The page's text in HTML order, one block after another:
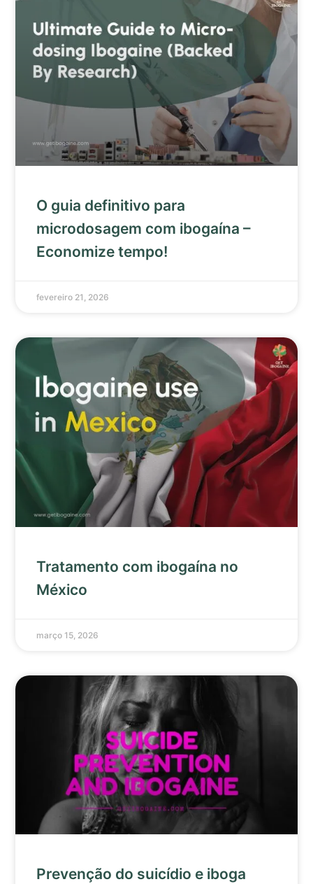
O guia definitivo para
microdosagem com ibogaína –
Economize tempo!
fevereiro 21, 2026
Tratamento com ibogaína no
México
março 15, 2026
Prevenção do suicídio e iboga